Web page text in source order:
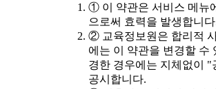
① 이 약관은 서비스 메뉴
으로써 효력을 발생합니
② 교육정보원은 합리적
에는 이 약관을 변경할 수
경한 경우에는 지체없이 "
공시합니다.